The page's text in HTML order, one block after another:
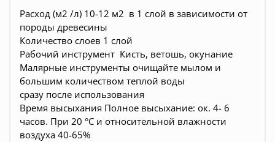
Расход (м2 /л) 10-12 м2 в 1 слой в зависимости от
породы древесины
Количество слоев 1 слой
Рабочий инструмент Кисть, ветошь, окунание
Малярные инструменты очищайте мылом и
большим количеством теплой воды
сразу после использования
Время высыхания Полное высыхание: ок. 4- 6
часов. При 20 °C и относительной влажности
воздуха 40-65%